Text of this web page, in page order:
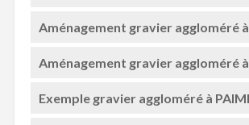
Aménagement gravier aggloméré
Aménagement gravier aggloméré
Exemple gravier aggloméré à